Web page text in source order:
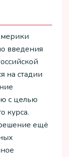
введения
на стадии
с целью
курса.
ещё